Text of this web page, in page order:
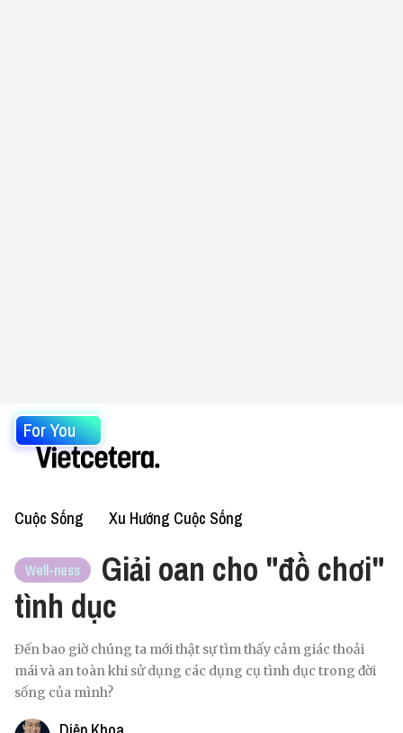
For You
Cuộc Sống Xu Hướng Cuộc Sống
Well-ness
Giải oan cho "đồ chơi"
tình dục
Đến bao giờ chúng ta mới thật sự tìm thấy cảm giác thoải
mái và an toàn khi sử dụng các dụng cụ tình dục trong đời
sống của mình?